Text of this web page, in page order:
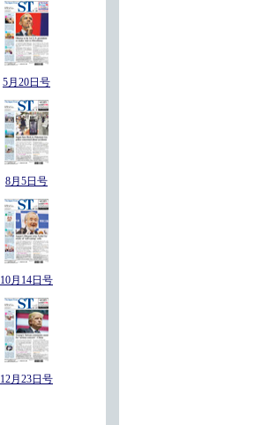
5月20日号
8月5日号
10月14日号
12月23日号